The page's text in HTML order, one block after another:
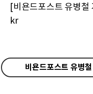
[비욘드포스트 유병
kr
비욘드포스트 유병